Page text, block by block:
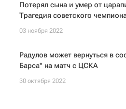
Потерял сына и умер от
Трагедия советского
03 ноября 2022
Радулов может вернуться в
Барса" на матч с ЦСКА
30 октября 2022